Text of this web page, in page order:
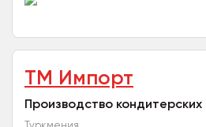
ТМ Импорт
Производство кондитерских